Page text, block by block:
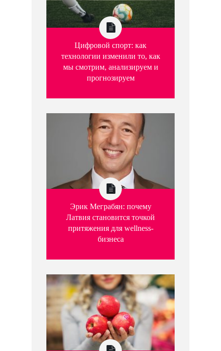
Цифровой спорт: как
технологии изменили то, как
мы смотрим, анализируем и
прогнозируем
Эрик Меграбян: почему
Латвия становится точкой
притяжения для wellness-
бизнеса